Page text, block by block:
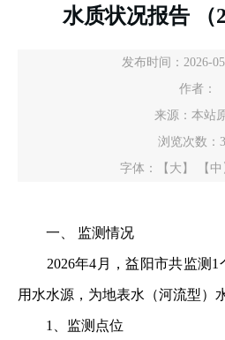
水质状况报告 （
发布时间：2026-
作者：
来源：本站
浏览次数：
字体：
【大】 【中
一、 监测情况
2026年4月，益阳市共监测1
用水水源，为地表水（河流型）
1、监测点位